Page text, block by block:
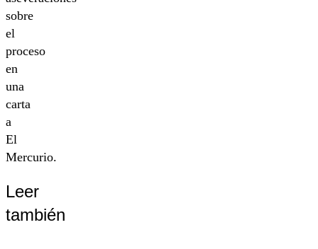
sobre
el
proceso
en
una
carta
a
El
Mercurio.
Leer
también